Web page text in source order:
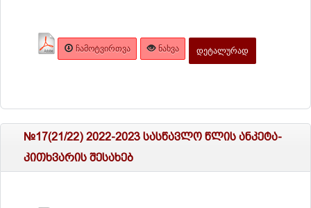
ᲩᲐᲛᲝᲢᲕᲘᲠᲗᲕᲐ ᲜᲐᲮᲕᲐ ᲓᲔᲢᲐᲚᲣᲠᲐᲓ
№17(21/22) 2022-2023 სასწავლო წლის ანკეტა-
კითხვარის შესახებ